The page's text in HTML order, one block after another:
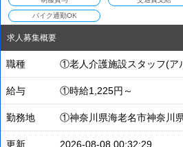
バイク通勤OK
求人募集概要
職種 ①老人介護施設スタッフ(ア
給与 ①時給1,225円～
勤務地 ①神奈川県海老名市神奈川
更新 2026-08-08 00:32:29